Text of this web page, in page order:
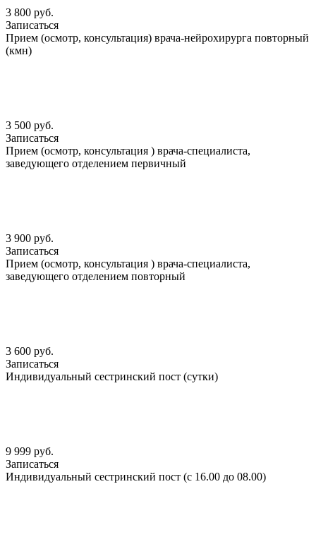
3 800 руб.
Записаться
Прием (осмотр, консультация) врача-нейрохирурга повторный
(кмн)
3 500 руб.
Записаться
Прием (осмотр, консультация ) врача-специалиста,
заведующего отделением первичный
3 900 руб.
Записаться
Прием (осмотр, консультация ) врача-специалиста,
заведующего отделением повторный
3 600 руб.
Записаться
Индивидуальный сестринский пост (сутки)
9 999 руб.
Записаться
Индивидуальный сестринский пост (с 16.00 до 08.00)